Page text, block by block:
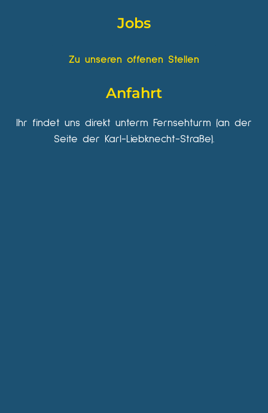
Jobs
Zu unseren offenen Stellen
Anfahrt
Ihr findet uns direkt unterm Fernsehturm (an der
Seite der Karl-Liebknecht-Straße).